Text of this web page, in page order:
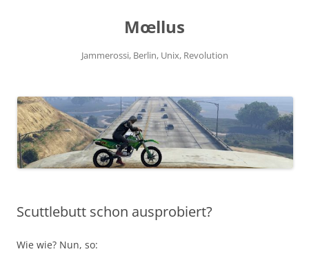
Mœllus
Jammerossi, Berlin, Unix, Revolution
Scuttlebutt schon ausprobiert?
Wie wie? Nun, so: